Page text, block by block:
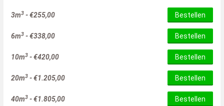
3m3 -€255,00 Bestellen
6m3 -€338,00 Bestellen
10m3 -€420,00 Bestellen
20m3 -€1.205,00 Bestellen
40m3 -€1.805,00 Bestellen